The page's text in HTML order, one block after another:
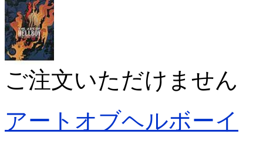
ご注文いただけません
アートオブヘルボーイ